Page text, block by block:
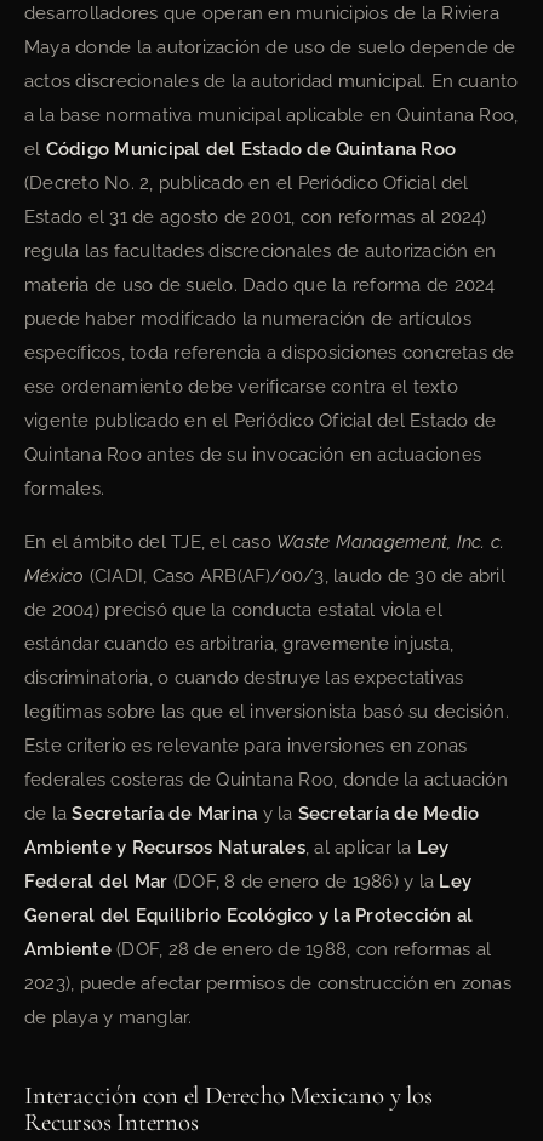
desarrolladores que operan en municipios de la Riviera
Maya donde la autorización de uso de suelo depende de
actos discrecionales de la autoridad municipal. En cuanto
a la base normativa municipal aplicable en Quintana Roo,
el Código Municipal del Estado de Quintana Roo
(Decreto No. 2, publicado en el Periódico Oficial del
Estado el 31 de agosto de 2001, con reformas al 2024)
regula las facultades discrecionales de autorización en
materia de uso de suelo. Dado que la reforma de 2024
puede haber modificado la numeración de artículos
específicos, toda referencia a disposiciones concretas de
ese ordenamiento debe verificarse contra el texto
vigente publicado en el Periódico Oficial del Estado de
Quintana Roo antes de su invocación en actuaciones
formales.
En el ámbito del TJE, el caso Waste Management, Inc. c.
México (CIADI, Caso ARB(AF)/00/3, laudo de 30 de abril
de 2004) precisó que la conducta estatal viola el
estándar cuando es arbitraria, gravemente injusta,
discriminatoria, o cuando destruye las expectativas
legítimas sobre las que el inversionista basó su decisión.
Este criterio es relevante para inversiones en zonas
federales costeras de Quintana Roo, donde la actuación
de laSecretaría de Marina y la Secretaría de Medio
Ambiente y Recursos Naturales, al aplicar la Ley
Federal del Mar (DOF, 8 de enero de 1986) y la Ley
General del Equilibrio Ecológico y la Protección al
Ambiente(DOF, 28 de enero de 1988, con reformas al
2023), puede afectar permisos de construcción en zonas
de playa y manglar.
Interacción con el Derecho Mexicano y los
Recursos Internos